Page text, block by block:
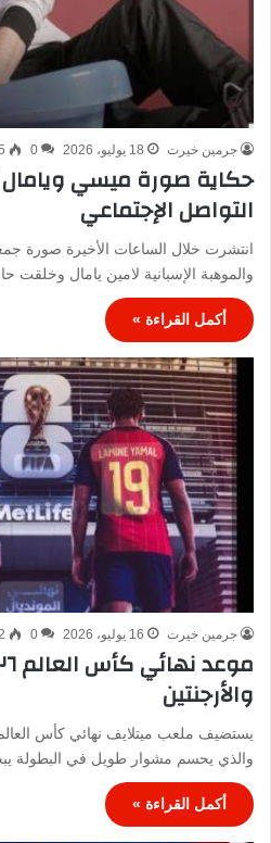
جرمين خيرت 18 يوليو، 2026 0
حكاية صورة ميسي
التواصل الإجتماعي
انتشرت خلال الساعات الأخيرة صورة
والموهبة الإسبانية لامين يامال وخلقت
أكمل القراءة »
جرمين خيرت 16 يوليو، 2026 0
والأرجنتين
والذي يحسم مشوار طويل في البطولة
أكمل القراءة »